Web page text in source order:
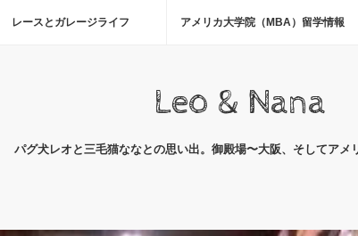
レースとガレージライフ アメリカ大学院（MBA）留学情報
Leo & Nana
パグ犬レオと三毛猫ななとの思い出。御殿場〜大阪、そしてアメ